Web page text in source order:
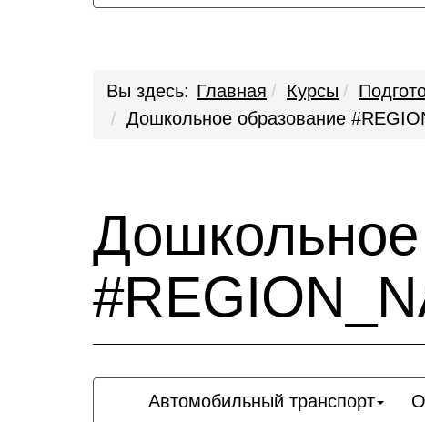
Вы здесь: Главная Курсы
Дошкольное образование
Автомобильный транспорт